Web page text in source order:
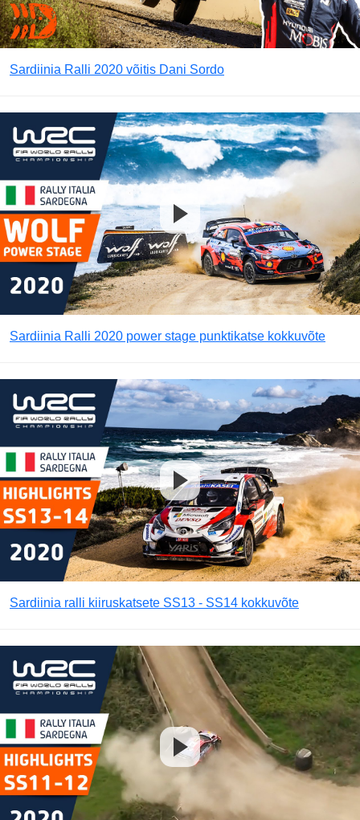
Sardiinia Ralli 2020 võitis Dani Sordo
Sardiinia Ralli 2020 power stage punktikatse kokkuvõte
Sardiinia ralli kiiruskatsete SS13 - SS14 kokkuvõte